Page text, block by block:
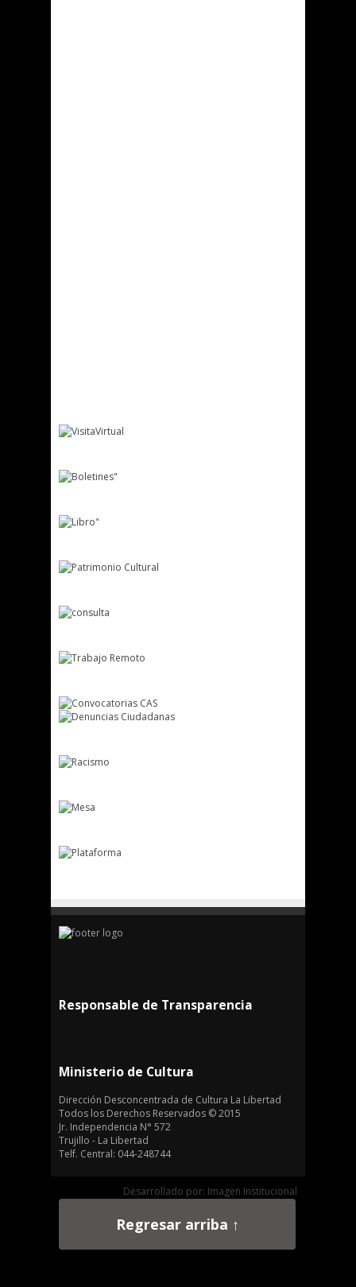
Responsable de Transparencia
Ministerio de Cultura
Dirección Desconcentrada de Cultura La Libertad
Todos los Derechos Reservados © 2015
Jr. Independencia N° 572
Trujillo - La Libertad
Telf. Central: 044-248744
Desarrollado por: Imagen Institucional
Regresar arriba ↑